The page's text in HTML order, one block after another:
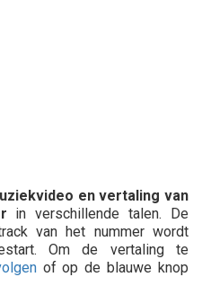
en vertaling van
in verschillende talen. De
van het nummer wordt
Om de vertaling te
of op de blauwe knop